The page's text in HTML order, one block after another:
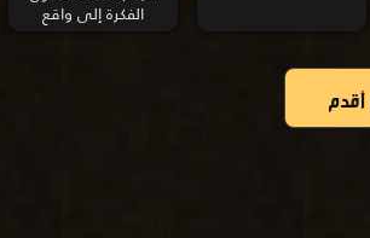
الفكرة إلى واقع